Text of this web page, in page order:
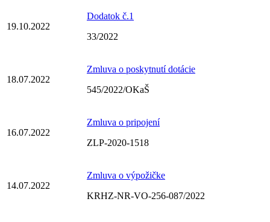
19.10.2022
Dodatok č.1
33/2022
18.07.2022
Zmluva o poskytnutí dotácie
545/2022/OKaŠ
16.07.2022
Zmluva o pripojení
ZLP-2020-1518
14.07.2022
Zmluva o výpožičke
KRHZ-NR-VO-256-087/2022